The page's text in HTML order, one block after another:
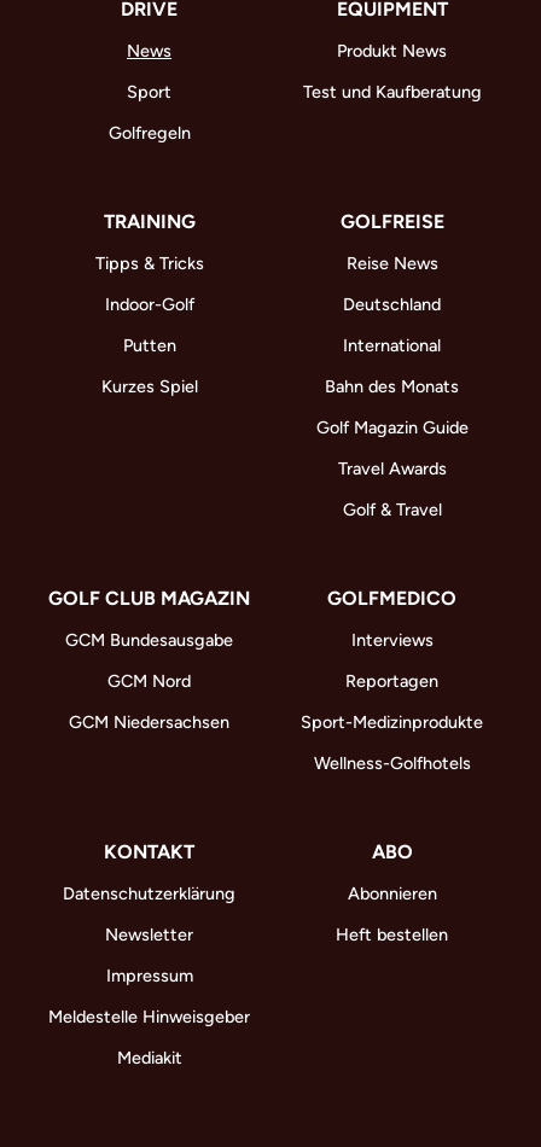
DRIVE
News
Sport
Golfregeln
EQUIPMENT
Produkt News
Test und Kaufberatung
TRAINING
Tipps & Tricks
Indoor-Golf
Putten
Kurzes Spiel
GOLFREISE
Reise News
Deutschland
International
Bahn des Monats
Golf Magazin Guide
Travel Awards
Golf & Travel
GOLF CLUB MAGAZIN
GCM Bundesausgabe
GCM Nord
GCM Niedersachsen
GOLFMEDICO
Interviews
Reportagen
Sport-Medizinprodukte
Wellness-Golfhotels
KONTAKT
Datenschutzerklärung
Newsletter
Impressum
Meldestelle Hinweisgeber
Mediakit
ABO
Abonnieren
Heft bestellen